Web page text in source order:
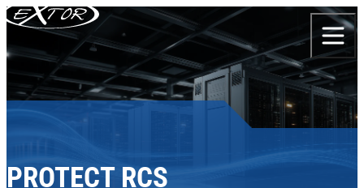
Skip to content
PROTECT RCS